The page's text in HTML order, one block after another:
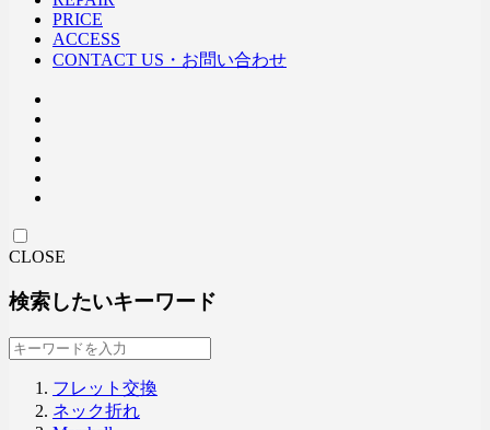
PRICE
ACCESS
CONTACT US・お問い合わせ
CLOSE
検索したいキーワード
フレット交換
ネック折れ